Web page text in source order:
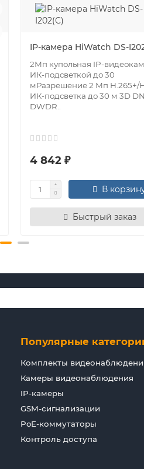
IP-камера HiWatch DS-
2Мп купольная IP-
ИК-подсветкой до 30
мРазрешение 2 Мп H.265+/
ИК-подсветка до 30 м 3D
DWDR..
4 842 ₽
В
Быстрый заказ
Популярные
Комплекты
Камеры видеонаблюдения
IP-камеры
GSM-сигнализации
PoE-коммутаторы
Контроль доступа